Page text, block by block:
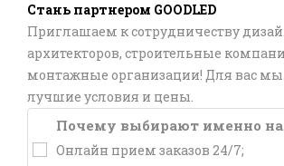
Стань партнером GOODLED
Приглашаем к сотрудничеству
архитекторов, строительные
монтажные организации! Для вас
лучшие условия и цены.
Почему выбирают именно
Онлайн прием заказов 24/7;